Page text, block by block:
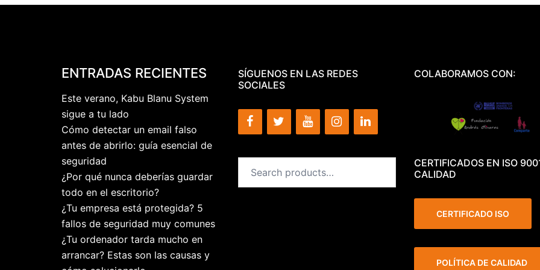
ENTRADAS RECIENTES
Este verano, Kabu Blanu System
sigue a tu lado
Cómo detectar un email falso
antes de abrirlo: guía esencial de
seguridad
¿Por qué nunca deberías guardar
todo en el escritorio?
¿Tu empresa está protegida? 5
fallos de seguridad muy comunes
¿Tu ordenador tarda mucho en
arrancar? Estas son las causas y
SÍGUENOS EN LAS REDES
SOCIALES
for:
COLABORAMOS CON:
CERTIFICADOS EN ISO
CALIDAD
CERTIFICADO ISO
POLÍTICA DE CALIDAD